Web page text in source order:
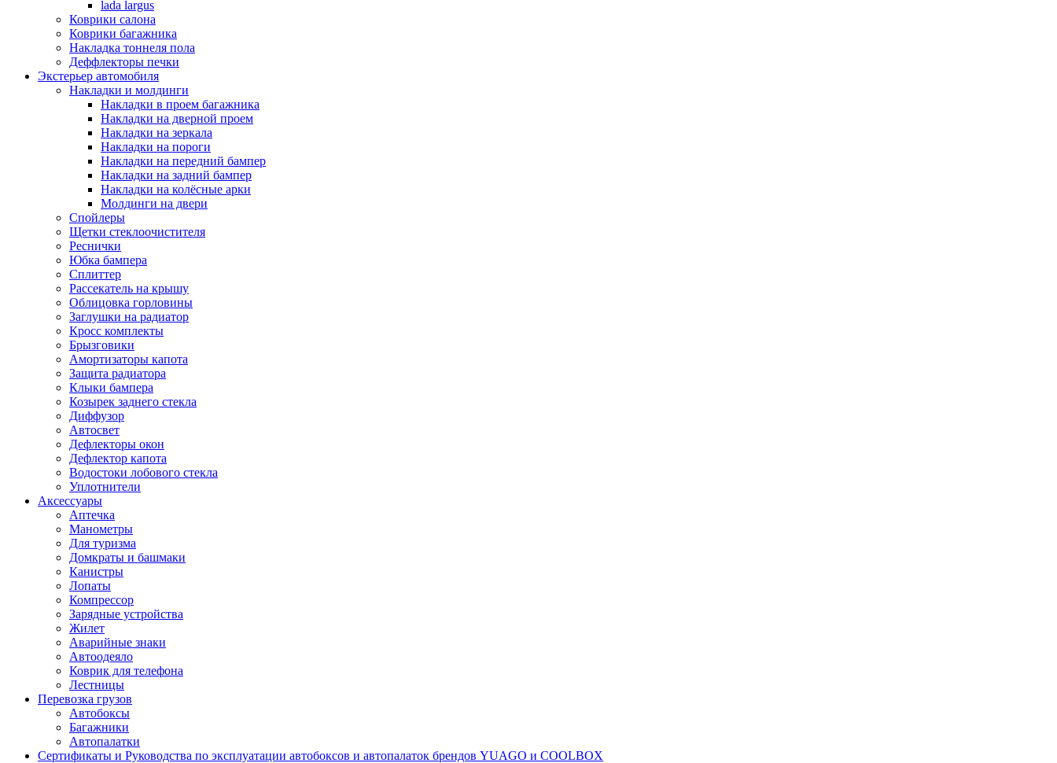
lada largus
Коврики салона
Коврики багажника
Накладка тоннеля пола
Деффлекторы печки
Экстерьер автомобиля
Накладки и молдинги
Накладки в проем багажника
Накладки на дверной проем
Накладки на зеркала
Накладки на пороги
Накладки на передний бампер
Накладки на задний бампер
Накладки на колёсные арки
Молдинги на двери
Спойлеры
Щетки стеклоочистителя
Реснички
Юбка бампера
Сплиттер
Рассекатель на крышу
Облицовка горловины
Заглушки на радиатор
Кросс комплекты
Брызговики
Амортизаторы капота
Защита радиатора
Клыки бампера
Козырек заднего стекла
Диффузор
Автосвет
Дефлекторы окон
Дефлектор капота
Водостоки лобового стекла
Уплотнители
Аксессуары
Аптечка
Манометры
Для туризма
Домкраты и башмаки
Канистры
Лопаты
Компрессор
Зарядные устройства
Жилет
Аварийные знаки
Автоодеяло
Коврик для телефона
Лестницы
Перевозка грузов
Автобоксы
Багажники
Автопалатки
Сертификаты и Руководства по эксплуатации автобоксов и автопалаток брендов YUAGO и COOLBOX